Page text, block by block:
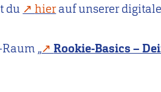
du hierauf unserer
„
Rookie-Basics –